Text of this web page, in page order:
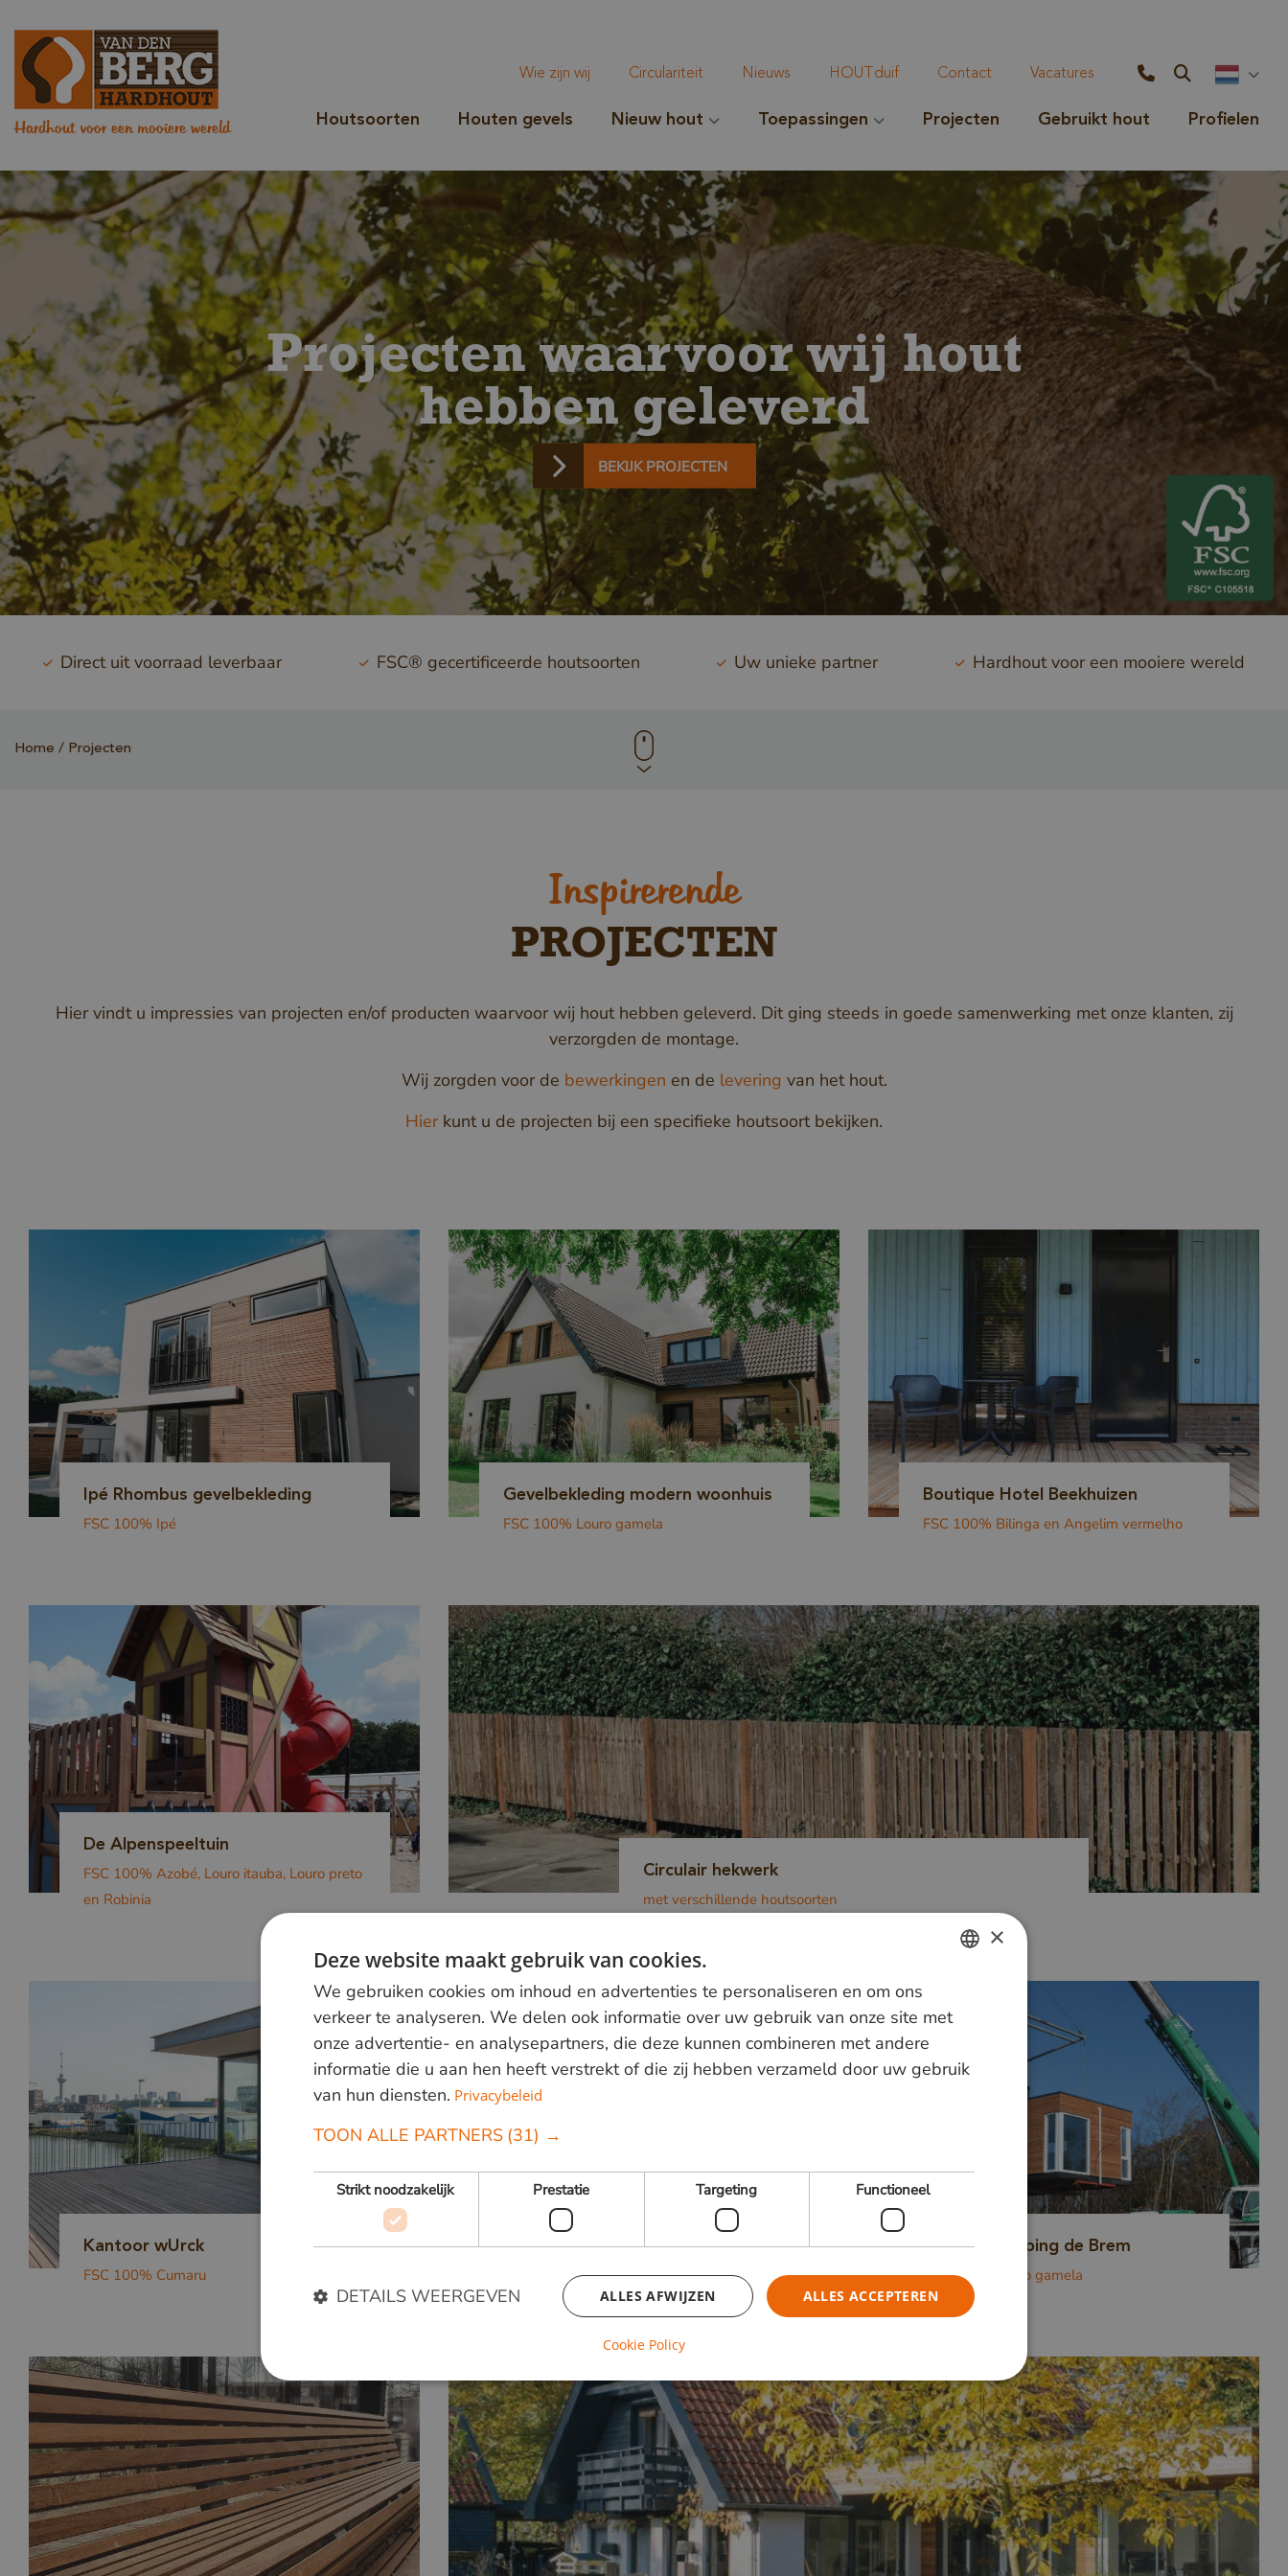
Hardhout voor een mooiere wereld
Wie zijn wij Circulariteit Nieuws HOUTduif Contact Vacatures
Houtsoorten Houten gevels Nieuw hout Toepassingen Projecten Gebruikt hout Profielen
Projecten waarvoor wij hout
hebben geleverd
BEKIJK PROJECTEN
Direct uit voorraad leverbaar FSC® gecertificeerde houtsoorten Uw unieke partner Hardhout voor een mooiere wereld
Home Projecten
Inspirerende
PROJECTEN
Hier vindt u impressies van projecten en/of producten waarvoor wij hout hebben geleverd. Dit ging steeds in goede samenwerking met onze klanten, zij
verzorgden de montage.
Wij zorgden voor de bewerkingen en de levering van het hout.
Hierkunt u de projecten bij een specifieke houtsoort bekijken.
Ipé Rhombus gevelbekleding
FSC 100% Ipé
Gevelbekleding modern woonhuis
FSC 100% Louro gamela
Boutique Hotel Beekhuizen
FSC 100% Bilinga en Angelim vermelho
De Alpenspeeltuin
FSC 100% Azobé, Louro itauba, Louro preto
en Robinia
Circulair hekwerk
met verschillende houtsoorten
Kantoor wUrck
FSC 100% Cumaru
Kasteeltuinen Arcen
FSC 100% Timborana
Chalets Camping de Brem
FSC 100% Louro gamela
DUTCH
GERMAN
ENGLISH
×
Deze website maakt gebruik van cookies.
We gebruiken cookies om inhoud en advertenties te personaliseren en om ons
verkeer te analyseren. We delen ook informatie over uw gebruik van onze site met
onze advertentie- en analysepartners, die deze kunnen combineren met andere
informatie die u aan hen heeft verstrekt of die zij hebben verzameld door uw gebruik
van hun diensten. Privacybeleid
TOON ALLE PARTNERS (31) →
Strikt noodzakelijk Prestatie Targeting Functioneel
ALLES ACCEPTEREN
ALLES AFWIJZEN
DETAILS WEERGEVEN
Strikt noodzakelijk Prestatie Targeting Functioneel
Strikt noodzakelijke cookies maken de kernfunctionaliteiten van de website mogelijk, zoals gebruikersaanmelding en
accountbeheer. De website kan niet goed worden gebruikt zonder de strikt noodzakelijke cookies.
Naam
Aanbieder / Domein Vervaldatum
Omschrijving
__cf_bm
Cloudflare Inc.
.db.sleak.chat
29 minuten
53 seconden
Deze cookie wordt
gebruikt om onderscheid
te maken tussen mensen
Cookie Policy